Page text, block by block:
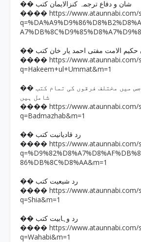
�� شان و دفاع ترجمہ کنزالایمان کتب
���� https://www.ataunnabi.com/
حکیم الامت مفتی احمد یار خان کتب
���� https://www.ataunnabi.com/
q=Hakeem+ul+Ummat&m=1
�� رد بدمذہب کتب جس میں مختلف فرقوں کی تمام کتب
شامل ہیں
���� https://www.ataunnabi.com/
q=Badmazhab&m=1
�� رد قادیانیت کتب
���� https://www.ataunnabi.com/
86%DB%8C%D8%AA&m=1
�� رد شیعیت کتب
���� https://www.ataunnabi.com/
q=Shia&m=1
�� رد وہابیت کتب
���� https://www.ataunnabi.com/
q=Wahabi&m=1